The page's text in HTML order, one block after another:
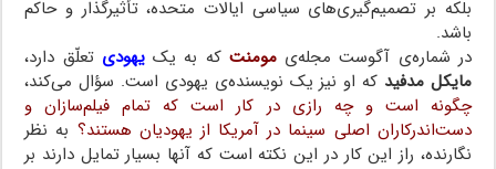
بلکه بر تصمیم‌گیری‌های سیاسی ایالات متحده، تأثیرگذار و حاکم
باشد.
در شماره‌ی آگوست مجله‌یمومنت که به یکیهودی تعلّق دارد،
مایکل مدفید که او نیز یک نویسنده‌ی یهودی است. سؤال می‌کند،
چگونه است و چه رازی در کار است که تمام فیلم‌سازان و
دست‌اندرکاران اصلی سینما در آمریکا از یهودیان هستند؟ به نظر
نگارنده، راز این کار در این نکته است که آنها بسیار تمایل دارند بر